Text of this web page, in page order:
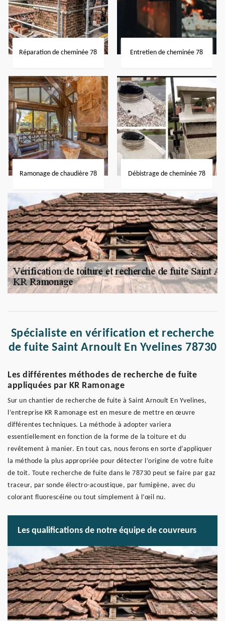
Réparation de cheminée 78 Entretien de cheminée 78
Ramonage de chaudière 78 Débistrage de cheminée 78
Spécialiste en vérification et recherche
de fuite Saint Arnoult En Yvelines 78730
Les différentes méthodes de recherche de fuite
appliquées par KR Ramonage
Sur un chantier de recherche de fuite à Saint Arnoult En Yvelines,
l’entreprise KR Ramonage est en mesure de mettre en œuvre
différentes techniques. La méthode à adopter variera
essentiellement en fonction de la forme de la toiture et du
revêtement à manier. En tout cas, nous ferons en sorte d’appliquer
la méthode la plus appropriée pour détecter l’origine de votre fuite
de toit. Toute recherche de fuite dans le 78730 peut se faire par gaz
traceur, par sonde électro-acoustique, par fumigène, avec du
colorant fluorescéine ou tout simplement à l’œil nu.
Les qualifications de notre équipe de couvreurs